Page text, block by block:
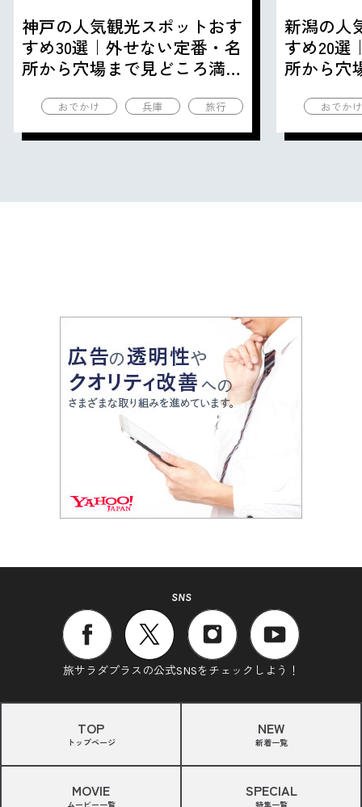
神戸の人気観光スポットおす
すめ30選｜外せない定番・名
所から穴場まで見どころ満載
おでかけ 兵庫 旅行
新潟の人
すめ20選
所から穴
おでか
SNS
旅サラダプラスの公式SNSをチェックしよう！
TOP
トップページ
NEW
新着一覧
MOVIE
ムービー一覧
SPECIAL
特集一覧